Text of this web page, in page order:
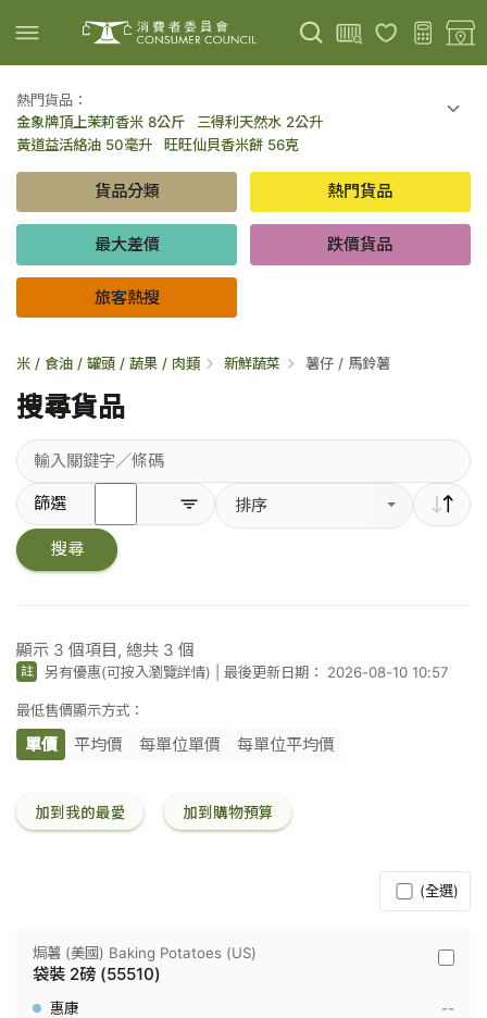
上載圖片 掃描條碼
熱門貨品：
金象牌頂上茉莉香米 8公斤
三得利天然水 2公升
黃道益活絡油 50毫升
旺旺仙貝香米餅 56克
百勝廚新加坡叻沙拉麵 144克
倍樂醇乳酪飲品 - 藍莓 65毫升 x 6
金象牌頂上茉莉香米 5公斤
低鹽/無鹽/低糖/無糖食品
貨品分類 熱門貨品
最大差價 跌價貨品
旅客熱搜
米 / 食油 / 罐頭 / 蔬果 / 肉類 新鮮蔬菜 薯仔 / 馬鈴薯
搜尋貨品
輸
入
關
鍵
字
篩選 排序
搜尋
顯示 3 個項目, 總共 3 個
註 另有優惠(可按入瀏覽詳情) |最後更新日期： 2026-08-10 10:57
最低售價顯示方式：
單價 平均價 每單位單價 每單位平均價
加到我的最愛 加到購物預算
(全選)
焗
焗薯 (美國) Baking Potatoes (US)
袋裝 2磅 (55510)
--